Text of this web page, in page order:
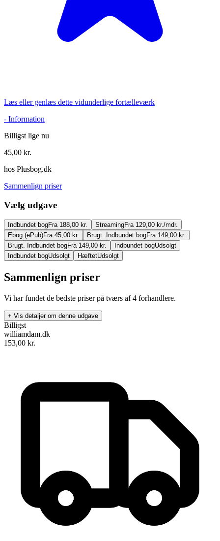
Læs eller genlæs dette vidunderlige fortælleværk
- Information
Billigst lige nu
45,00 kr.
hos Plusbog.dk
Sammenlign priser
Vælg udgave
Indbundet bogFra 188,00 kr. StreamingFra 129,00 kr./mdr.
Ebog (ePub)Fra 45,00 kr. Brugt. Indbundet bogFra 149,00 kr.
Brugt. Indbundet bogFra 149,00 kr. Indbundet bogUdsolgt
Indbundet bogUdsolgt HæftetUdsolgt
Sammenlign priser
Vi har fundet de bedste priser på tværs af 4 forhandlere.
+ Vis detaljer om denne udgave
Lykkelige Kristoffer
Gyldendal
Udgivet:
10. november 2011
Billigst
williamdam.dk
153,00 kr.